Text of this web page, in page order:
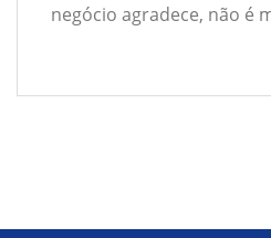
negócio agradece, não é